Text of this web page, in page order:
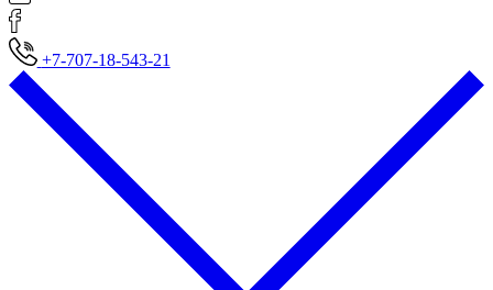
+7-707-18-543-21